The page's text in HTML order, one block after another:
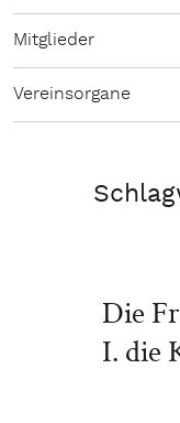
Mitglieder
Vereinsorgane
Die
I. die